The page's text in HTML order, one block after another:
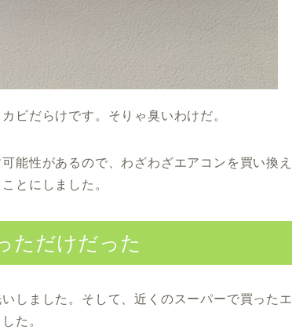
ビだらけです。そりゃ臭いわけだ。
能性があるので、わざわざエアコンを買い換え
とにしました。
ただけだった
しました。そして、近くのスーパーで買ったエ
た。